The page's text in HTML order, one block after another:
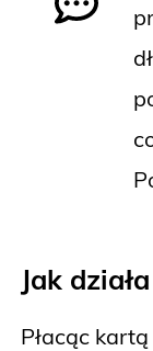
Jak
Płacąc